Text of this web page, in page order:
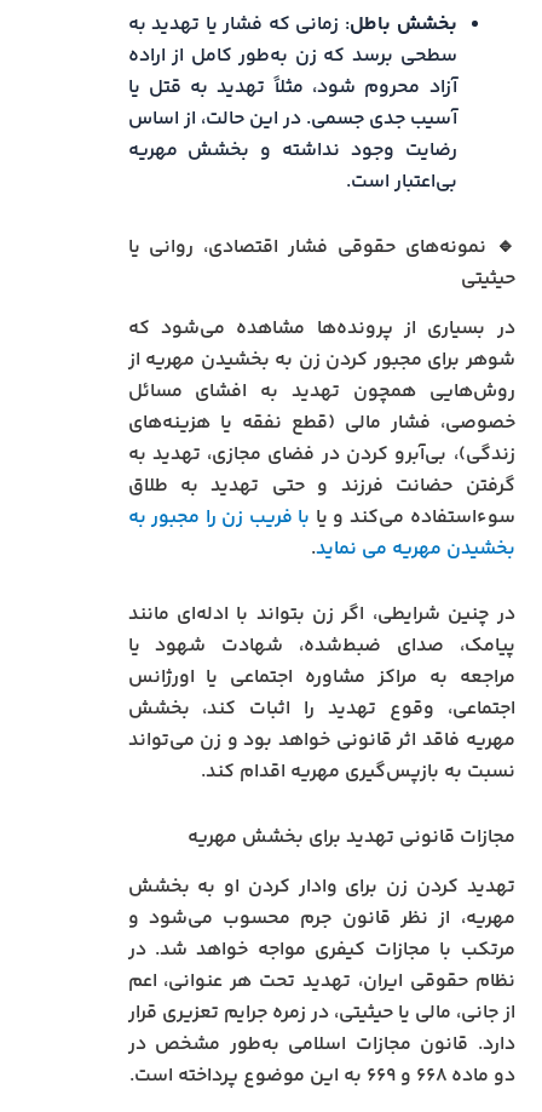
بخشش باطل: زمانی که فشار یا تهدید به
سطحی برسد که زن به‌طور کامل از اراده
آزاد محروم شود، مثلاً تهدید به قتل یا
آسیب جدی جسمی. در این حالت، از اساس
رضایت وجود نداشته و بخشش مهریه
بی‌اعتبار است.
🔹 نمونه‌های حقوقی فشار اقتصادی، روانی یا
حیثیتی
در بسیاری از پرونده‌ها مشاهده می‌شود که
شوهر برای مجبور کردن زن به بخشیدن مهریه از
روش‌هایی همچون تهدید به افشای مسائل
خصوصی، فشار مالی (قطع نفقه یا هزینه‌های
زندگی)، بی‌آبرو کردن در فضای مجازی، تهدید به
گرفتن حضانت فرزند و حتی تهدید به طلاق
سوءاستفاده می‌کند و یا با فریب زن را مجبور به
بخشیدن مهریه می نماید.
در چنین شرایطی، اگر زن بتواند با ادله‌ای مانند
پیامک، صدای ضبط‌شده، شهادت شهود یا
مراجعه به مراکز مشاوره اجتماعی یا اورژانس
اجتماعی، وقوع تهدید را اثبات کند، بخشش
مهریه فاقد اثر قانونی خواهد بود و زن می‌تواند
نسبت به بازپس‌گیری مهریه اقدام کند.
مجازات قانونی تهدید برای بخشش مهریه
تهدید کردن زن برای وادار کردن او به بخشش
مهریه، از نظر قانون جرم محسوب می‌شود و
مرتکب با مجازات کیفری مواجه خواهد شد. در
نظام حقوقی ایران، تهدید تحت هر عنوانی، اعم
از جانی، مالی یا حیثیتی، در زمره جرایم تعزیری قرار
دارد. قانون مجازات اسلامی به‌طور مشخص در
دو ماده ۶۶۸ و ۶۶۹ به این موضوع پرداخته است.